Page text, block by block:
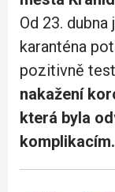
Od 23. dubna
karanténa
pozitivně
nakažení
která byla
komplikacím.